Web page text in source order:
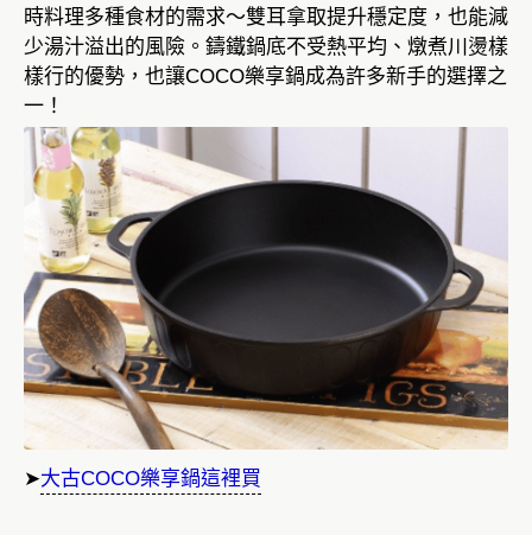
時料理多種食材的需求～雙耳拿取提升穩定度，也能減
少湯汁溢出的風險。鑄鐵鍋底不受熱平均、燉煮川燙樣
樣行的優勢，也讓COCO樂享鍋成為許多新手的選擇之
一！
➤大古COCO樂享鍋這裡買